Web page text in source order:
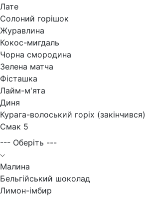
Лате
Солоний горішок
Журавлина
Кокос-мигдаль
Чорна смородина
Зелена матча
Фісташка
Лайм-м'ята
Диня
Курага-волоський горіх (закінчився)
Смак 5
--- Оберіть ---
Малина
Бельгійський шоколад
Лимон-імбир